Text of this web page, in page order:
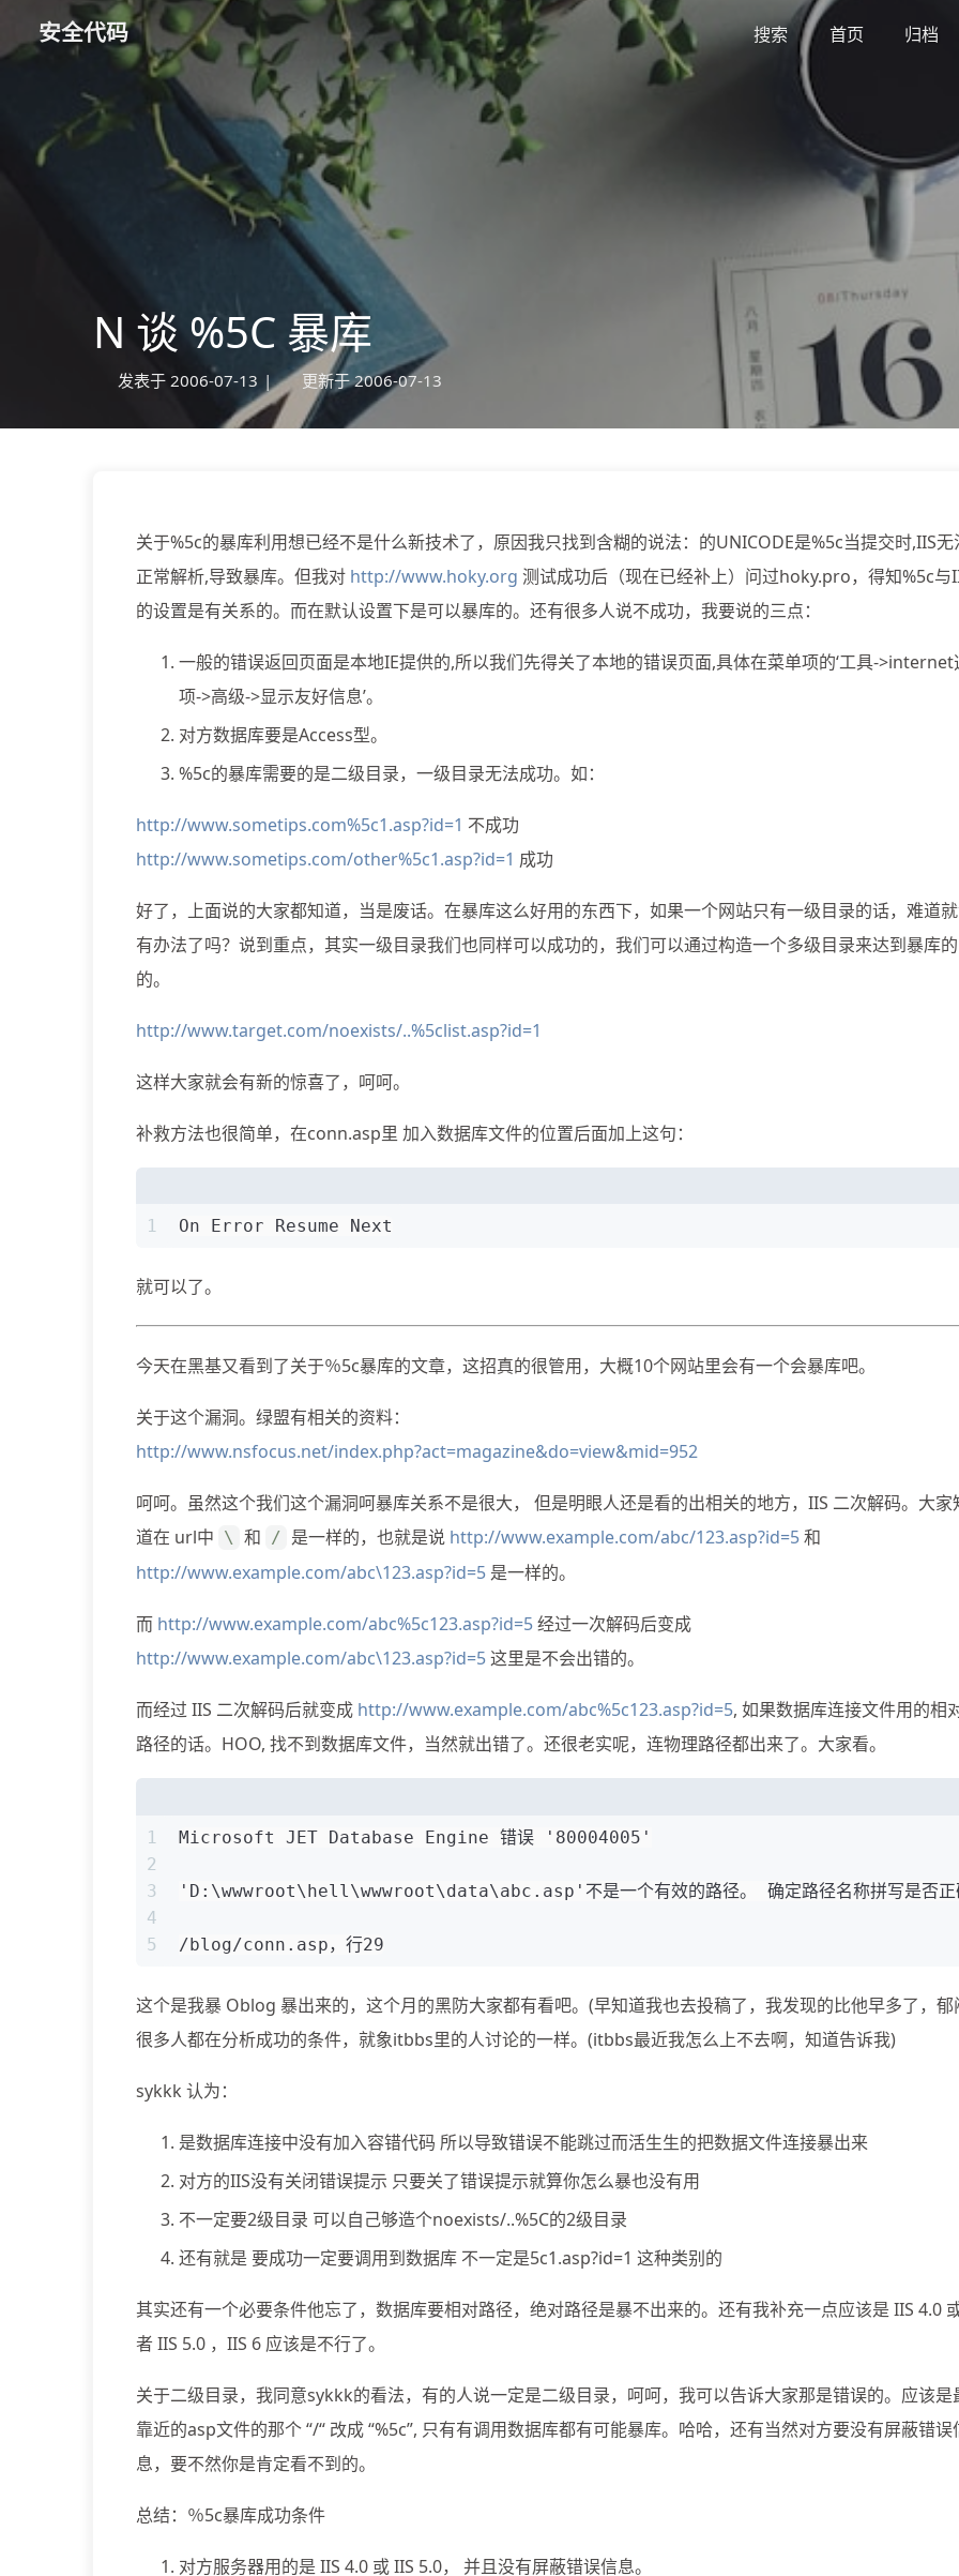
安全代码 搜索 首页 归档
N 谈 %5C 暴库
发表于 2006-07-13 | 更新于 2006-07-13
关于%5c的暴库利用想已经不是什么新技术了，原因我只找到含糊的说法：的UNICODE是%5c当提交时,IIS无
正常解析,导致暴库。但我对 http://www.hoky.org 测试成功后（现在已经补上）问过hoky.pro，得知%5c与
的设置是有关系的。而在默认设置下是可以暴库的。还有很多人说不成功，我要说的三点：
一般的错误返回页面是本地IE提供的,所以我们先得关了本地的错误页面,具体在菜单项的‘工具->internet
项->高级->显示友好信息’。
对方数据库要是Access型。
%5c的暴库需要的是二级目录，一级目录无法成功。如：
http://www.sometips.com%5c1.asp?id=1 不成功
http://www.sometips.com/other%5c1.asp?id=1 成功
好了，上面说的大家都知道，当是废话。在暴库这么好用的东西下，如果一个网站只有一级目录的话，难道
有办法了吗？说到重点，其实一级目录我们也同样可以成功的，我们可以通过构造一个多级目录来达到暴库
的。
http://www.target.com/noexists/..%5clist.asp?id=1
这样大家就会有新的惊喜了，呵呵。
补救方法也很简单，在conn.asp里 加入数据库文件的位置后面加上这句：
1 On Error Resume Next
就可以了。
今天在黑基又看到了关于％5c暴库的文章，这招真的很管用，大概10个网站里会有一个会暴库吧。
关于这个漏洞。绿盟有相关的资料：
http://www.nsfocus.net/index.php?act=magazine&do=view&mid=952
呵呵。虽然这个我们这个漏洞呵暴库关系不是很大， 但是明眼人还是看的出相关的地方，IIS 二次解码。大家
道在 url中 \ 和 / 是一样的，也就是说 http://www.example.com/abc/123.asp?id=5和
http://www.example.com/abc\123.asp?id=5 是一样的。
而 http://www.example.com/abc%5c123.asp?id=5经过一次解码后变成
http://www.example.com/abc\123.asp?id=5这里是不会出错的。
而经过 IIS 二次解码后就变成 http://www.example.com/abc%5c123.asp?id=5, 如果数据库连接文件用的相
路径的话。HOO, 找不到数据库文件，当然就出错了。还很老实呢，连物理路径都出来了。大家看。
1
2
3
4
5
Microsoft JET Database Engine 错误 '80004005'
'D:\wwwroot\hell\wwwroot\data\abc.asp'不是一个有效的路径。 确定路径名称拼写是否正确
/blog/conn.asp，行29
这个是我暴 Oblog 暴出来的，这个月的黑防大家都有看吧。(早知道我也去投稿了，我发现的比他早多了，郁
很多人都在分析成功的条件，就象itbbs里的人讨论的一样。(itbbs最近我怎么上不去啊，知道告诉我)
sykkk 认为：
是数据库连接中没有加入容错代码 所以导致错误不能跳过而活生生的把数据文件连接暴出来
对方的IIS没有关闭错误提示 只要关了错误提示就算你怎么暴也没有用
不一定要2级目录 可以自己够造个noexists/..%5C的2级目录
还有就是 要成功一定要调用到数据库 不一定是5c1.asp?id=1 这种类别的
其实还有一个必要条件他忘了，数据库要相对路径，绝对路径是暴不出来的。还有我补充一点应该是 IIS 4.0
者 IIS 5.0 ，IIS 6 应该是不行了。
关于二级目录，我同意sykkk的看法，有的人说一定是二级目录，呵呵，我可以告诉大家那是错误的。应该是
靠近的asp文件的那个 “/“ 改成 “%5c”, 只有有调用数据库都有可能暴库。哈哈，还有当然对方要没有屏蔽错误
息，要不然你是肯定看不到的。
总结：％5c暴库成功条件
对方服务器用的是 IIS 4.0 或 IIS 5.0， 并且没有屏蔽错误信息。